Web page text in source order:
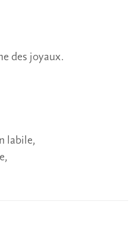
des joyaux.
labile,